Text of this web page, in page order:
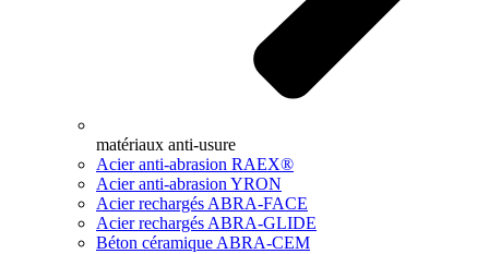
matériaux anti-usure
Acier anti-abrasion RAEX®
Acier anti-abrasion YRON
Acier rechargés ABRA-FACE
Acier rechargés ABRA-GLIDE
Béton céramique ABRA-CEM